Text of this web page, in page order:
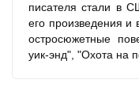
писателя стали в
его произведения и
остросюжетные
уик-энд", "Охота на